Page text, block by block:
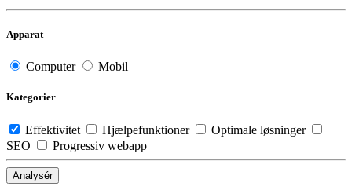
Apparat
Computer Mobil
Kategorier
Effektivitet Hjælpefunktioner
Optimale løsninger
SEO
Progressiv webapp
Analysér